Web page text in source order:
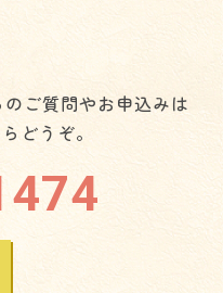
ご質問やお申込みは
どうぞ。